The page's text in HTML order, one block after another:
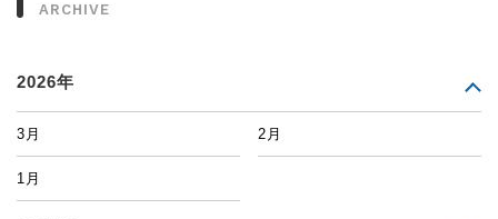
ARCHIVE
2026年
3月 2月
1月